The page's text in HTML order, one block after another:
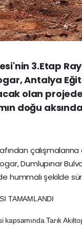
3.Etap
Antalya
olan projede
doğu
Dumlupınar
hummalı şekilde
TAMAMLANDI
kapsamında Tarık